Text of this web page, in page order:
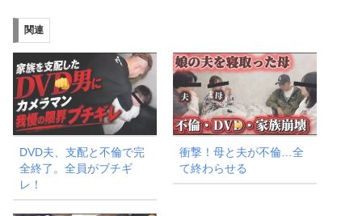
み
中…
関連
DVD夫、支配と不倫で完
全終了。全員がブチギ
レ！
衝撃！母と夫が不倫…全
て終わらせる